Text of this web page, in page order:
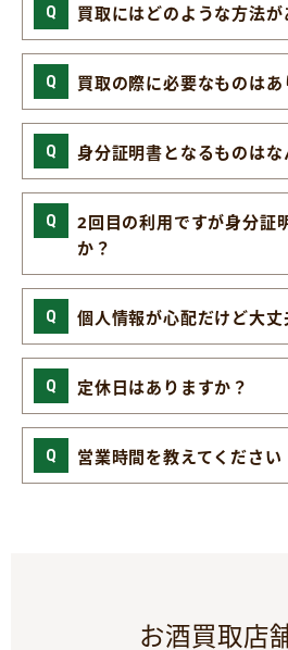
買取にはどのような方法が
買取の際に必要なものはあ
身分証明書となるものはな
2回目の利用ですが身分証
か？
個人情報が心配だけど大丈
定休日はありますか？
営業時間を教えてください
お酒買取店